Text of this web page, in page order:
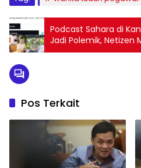
Podcast Sahara di
Jadi Polemik, Netizen
Penayangan
Pos Terkait